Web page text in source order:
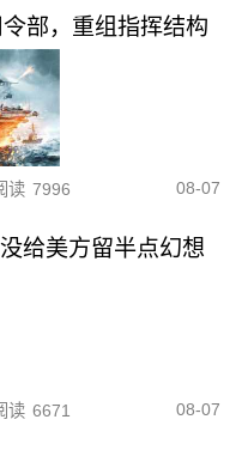
部，重组指挥结构
读 7996 08-07
给美方留半点幻想
读 6671 08-07